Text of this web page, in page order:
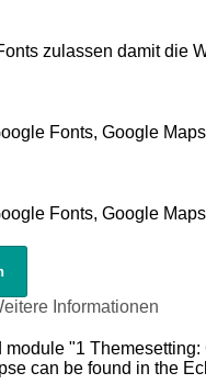
zulassen damit die
Fonts, Google
Fonts, Google
Informationen
"1
can be found in the